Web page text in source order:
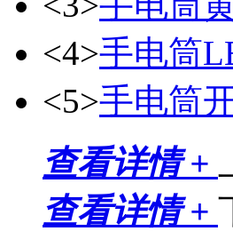
<4>手电筒
<5>手电筒
查看详情 +
查看详情 +